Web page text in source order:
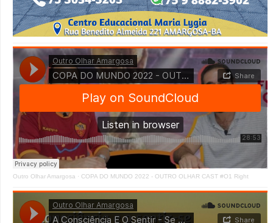
Outro Olhar Amargosa · COPA DO MUNDO 2022 - OUTRO OLHAR CAST #O1 Right